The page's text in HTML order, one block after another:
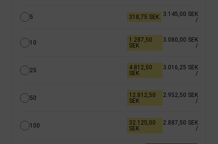
5 318,75 SEK
3.145,00 SEK
/
10
1.287,50
SEK
3.080,00 SEK
/
25
4.812,50
SEK
3.016,25 SEK
/
50
12.812,50
SEK
2.952,50 SEK
/
100
32.125,00
SEK
2.887,50 SEK
/